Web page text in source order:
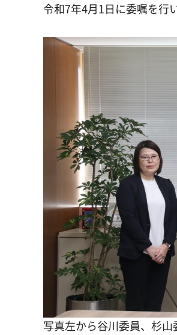
令和7年4月1日に委嘱を行
写真左から谷川委員、杉山